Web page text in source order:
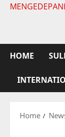
HOME
Home